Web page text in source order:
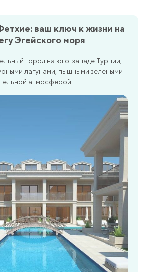
ваш ключ к жизни на
Эгейского моря
город на юго-западе Турции,
лагунами, пышными зелеными
атмосферой.